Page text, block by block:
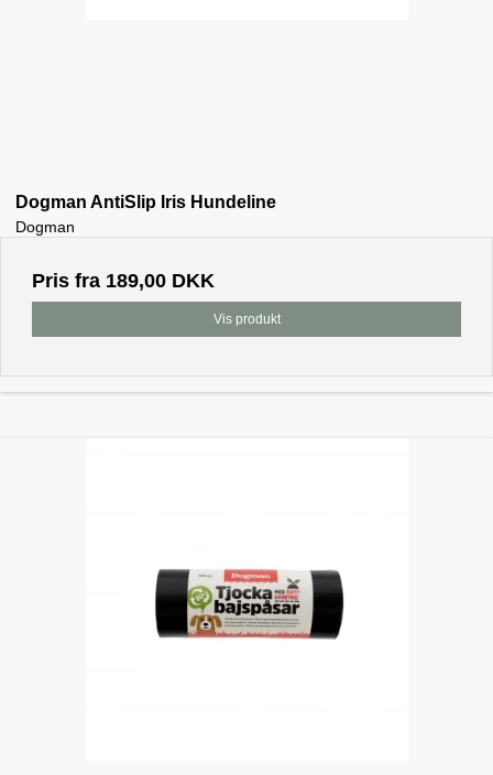
Dogman AntiSlip Iris Hundeline
Dogman
Pris fra 189,00 DKK
Vis produkt